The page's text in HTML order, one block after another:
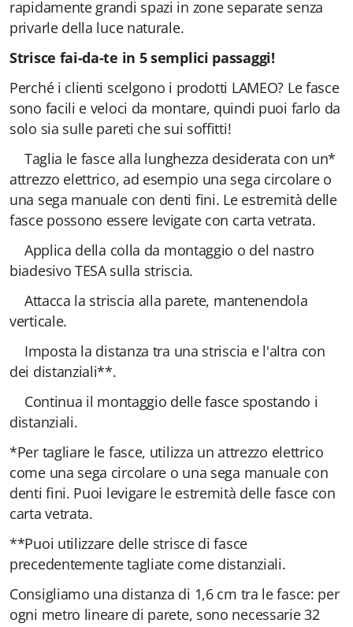
rapidamente grandi spazi in zone separate senza
privarle della luce naturale.
Strisce fai-da-te in 5 semplici passaggi!
Perché i clienti scelgono i prodotti LAMEO? Le fasce
sono facili e veloci da montare, quindi puoi farlo da
solo sia sulle pareti che sui soffitti!
Taglia le fasce alla lunghezza desiderata con un*
attrezzo elettrico, ad esempio una sega circolare o
una sega manuale con denti fini. Le estremità delle
fasce possono essere levigate con carta vetrata.
Applica della colla da montaggio o del nastro
biadesivo TESA sulla striscia.
Attacca la striscia alla parete, mantenendola
verticale.
Imposta la distanza tra una striscia e l'altra con
dei distanziali**.
Continua il montaggio delle fasce spostando i
distanziali.
*Per tagliare le fasce, utilizza un attrezzo elettrico
come una sega circolare o una sega manuale con
denti fini. Puoi levigare le estremità delle fasce con
carta vetrata.
**Puoi utilizzare delle strisce di fasce
precedentemente tagliate come distanziali.
Consigliamo una distanza di 1,6 cm tra le fasce: per
ogni metro lineare di parete, sono necessarie 32